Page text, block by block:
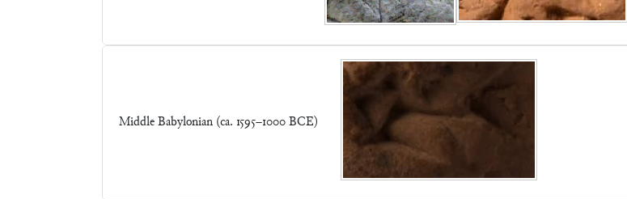
Middle Babylonian (ca. 1595–1000 BCE)